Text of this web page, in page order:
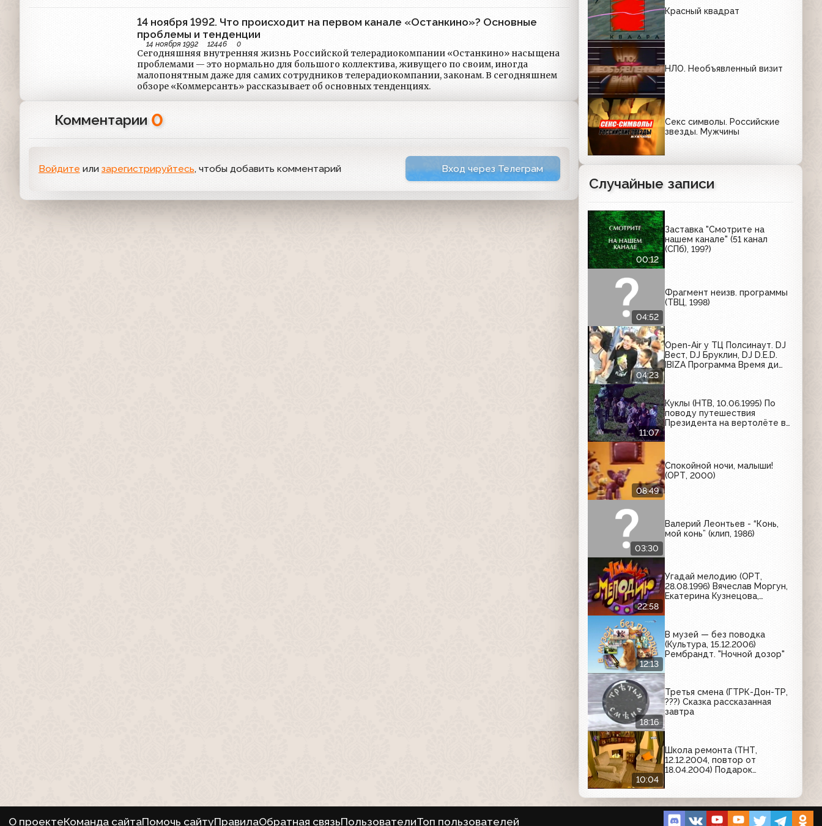
14 ноября 1992. Что происходит на первом канале «Останкино»? Основные
проблемы и тенденции
14 ноября 1992 12446 0
Сегодняшняя внутренняя жизнь Российской телерадиокомпании «Останкино» насыщена
проблемами — это нормально для большого коллектива, живущего по своим, иногда
малопонятным даже для самих сотрудников телерадиокомпании, законам. В сегодняшнем
обзоре «Коммерсанть» рассказывает об основных тенденциях.
Комментарии 0
Войдите или зарегистрируйтесь, чтобы добавить комментарий Вход через Телеграм
Красный квадрат
НЛО. Необъявленный визит
Секс символы. Российские
звезды. Мужчины
Случайные записи
00:12
Заставка "Смотрите на
нашем канале" (51 канал
(СПб), 199?)
04:52
Фрагмент неизв. программы
(ТВЦ, 1998)
04:23
Open-Air у ТЦ Полсинаут. DJ
Вест, DJ Бруклин, DJ D.E.D.
IBIZA Программа Время ди
11:07
Куклы (НТВ, 10.06.1995) По
поводу путешествия
Президента на вертолёте в
08:49
Спокойной ночи, малыши!
(ОРТ, 2000)
03:30
Валерий Леонтьев - “Конь,
мой конь” (клип, 1986)
22:58
Угадай мелодию (ОРТ,
28.08.1996) Вячеслав Моргун,
Екатерина Кузнецова,
12:13
В музей — без поводка
(Культура, 15.12.2006)
Рембрандт. "Ночной дозор"
18:16
Третья смена (ГТРК-Дон-ТР,
???) Сказка рассказанная
завтра
10:04
Школа ремонта (ТНТ,
12.12.2004, повтор от
18.04.2004) Подарок
О проектеКоманда сайтаПомочь сайтуПравилаОбратная связьПользователиТоп пользователей